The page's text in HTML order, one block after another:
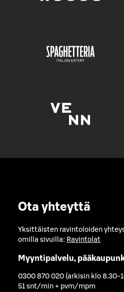
Ota yhteyttä
Yksittäisten ravintoloiden
omilla sivuilla: Ravintolat
Myyntipalvelu,
0300 870 020 (arkisin klo 8.30-
51 snt/min + pvm/mpm